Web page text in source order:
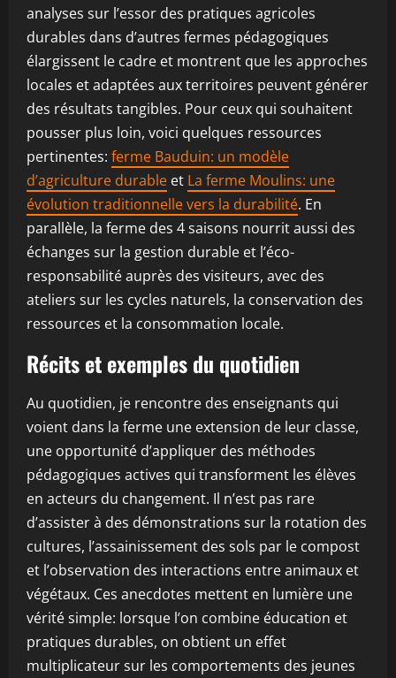
analyses sur l’essor des pratiques agricoles
durables dans d’autres fermes pédagogiques
élargissent le cadre et montrent que les approches
locales et adaptées aux territoires peuvent générer
des résultats tangibles. Pour ceux qui souhaitent
pousser plus loin, voici quelques ressources
pertinentes: ferme Bauduin: un modèle
d’agriculture durable et La ferme Moulins: une
évolution traditionnelle vers la durabilité. En
parallèle, la ferme des 4 saisons nourrit aussi des
échanges sur la gestion durable et l’éco-
responsabilité auprès des visiteurs, avec des
ateliers sur les cycles naturels, la conservation des
ressources et la consommation locale.
Récits et exemples du quotidien
Au quotidien, je rencontre des enseignants qui
voient dans la ferme une extension de leur classe,
une opportunité d’appliquer des méthodes
pédagogiques actives qui transforment les élèves
en acteurs du changement. Il n’est pas rare
d’assister à des démonstrations sur la rotation des
cultures, l’assainissement des sols par le compost
et l’observation des interactions entre animaux et
végétaux. Ces anecdotes mettent en lumière une
vérité simple: lorsque l’on combine éducation et
pratiques durables, on obtient un effet
multiplicateur sur les comportements des jeunes